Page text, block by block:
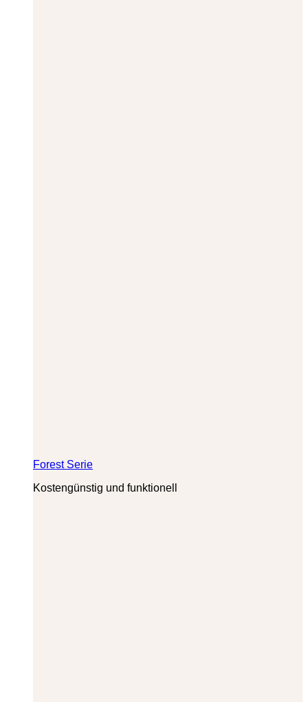
Forest Serie
Kostengünstig und funktionell